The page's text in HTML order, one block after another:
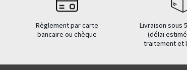
Règlement par carte
bancaire ou chèque
Livraison sous
(délai
traitement et